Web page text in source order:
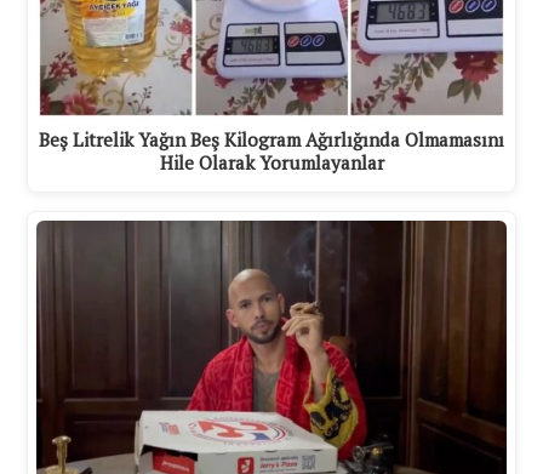
Beş Litrelik Yağın Beş Kilogram Ağırlığında Olmamasını
Hile Olarak Yorumlayanlar